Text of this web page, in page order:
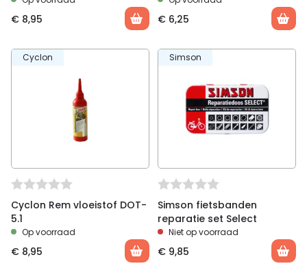
€ 8,95 € 6,25
Cyclon
Cyclon Rem vloeistof DOT-
5.1
Op voorraad
€ 8,95
Simson
Simson fietsbanden
reparatie set Select
Niet op voorraad
€ 9,85